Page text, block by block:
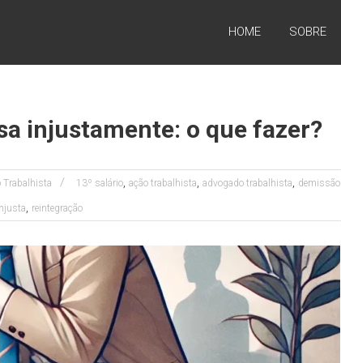
HOME SOBRE
injustamente: o que fazer?
Trabalhista 13º salário, ação trabalhista, advogado trabalhista, demissão
, reintegração